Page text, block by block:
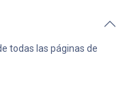
todas las páginas de